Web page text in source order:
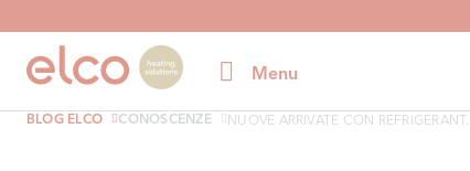
Menu
BLOG ELCO CONOSCENZE NUOVE ARRIVATE CON REFRIGERANT...